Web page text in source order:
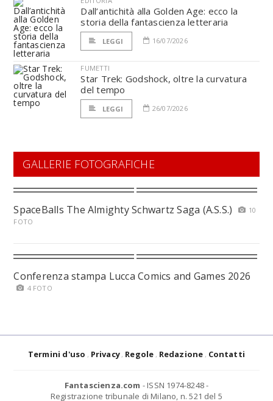
Dall’antichità alla Golden Age: ecco la
storia della fantascienza letteraria
LEGGI 16/07/2026
FUMETTI
Star Trek: Godshock, oltre la curvatura
del tempo
LEGGI 26/07/2026
GALLERIE FOTOGRAFICHE
SpaceBalls The Almighty Schwartz Saga (A.S.S.)
10
FOTO
Conferenza stampa Lucca Comics and Games 2026
4 FOTO
Termini d'uso Privacy Regole Redazione Contatti
Fantascienza.com - ISSN 1974-8248 -
Registrazione tribunale di Milano, n. 521 del 5